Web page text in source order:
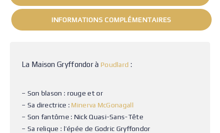
INFORMATIONS COMPLÉMENTAIRES
La Maison Gryffondor à Poudlard :
– Son blason : rouge et or
– Sa directrice :Minerva McGonagall
– Son fantôme : Nick Quasi-Sans-Tête
– Sa relique : l’épée de Godric Gryffondor